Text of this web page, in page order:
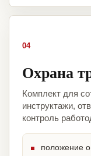
04
Охрана
Комплект для
инструктажи,
контроль
положение